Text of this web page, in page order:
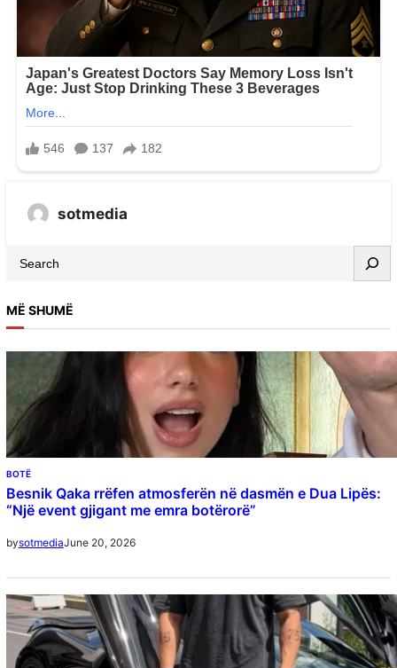
sotmedia
MË SHUMË
BOTË
Besnik Qaka rrëfen atmosferën në dasmën e Dua Lipës:
“Një event gjigant me emra botërorë”
bysotmediaJune 20, 2026